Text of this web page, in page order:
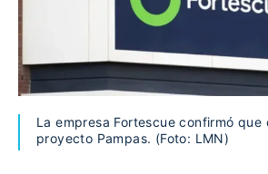
La empresa Fortescue confirmó que
proyecto Pampas. (Foto: LMN)